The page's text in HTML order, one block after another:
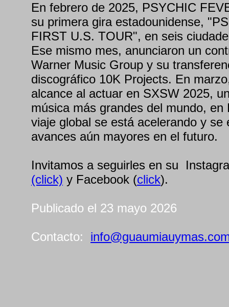
En febrero de 2025, PSYCHIC
su primera gira estadounidense,
FIRST U.S. TOUR", en seis
Ese mismo mes, anunciaron un
Warner Music Group y su
discográfico 10K Projects. En
alcance al actuar en SXSW 2025,
música más grandes del mundo, en
viaje global se está acelerando y se
avances aún mayores en el futuro.
Invitamos a seguirles en su
(click) y Facebook (click).
Publicado el 23 mayo 2026
Contacto: